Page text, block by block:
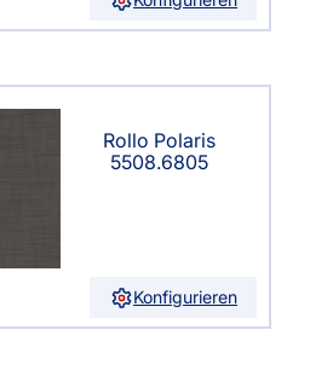
Rollo Polaris
5508.6805
Konfigurieren